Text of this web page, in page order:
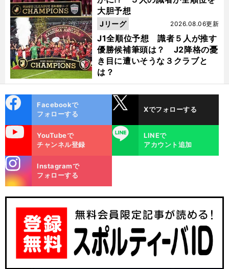
大胆予想
J1全順位予想 識者５人が推す
優勝候補筆頭は？ J2降格の憂
き目に遭いそうな３クラブと
は？
2026.08.06更新
Jリーグ
ok
Facebookで
フォローする
Xでフォローする
YouTubeで
チャンネル登録
LINE
LINEで
アカウント追加
m
Instagramで
フォローする